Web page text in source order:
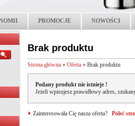
PROMOCJE NOWOŚCI
Brak produktu
Strona główna » Oferta » Brak produktu
Podany produkt nie istnieje !
Jeżeli wpisujesz prawidłowy adres,
Zainteresowała Cię nasza oferta? Poleć